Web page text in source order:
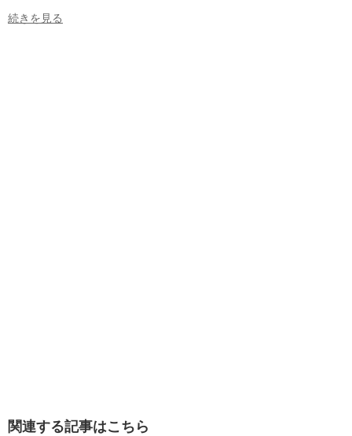
続きを見る
関連する記事はこちら